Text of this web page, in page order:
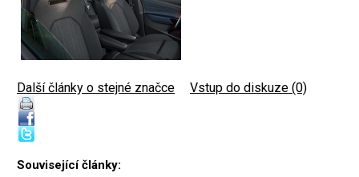
Další články o stejné značce Vstup do diskuze (0)
Související články: